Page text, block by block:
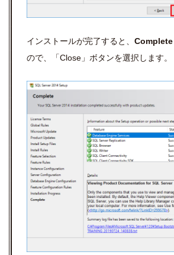
インストールが完了すると、 Complete
ので、「Close」ボタンを選択します。